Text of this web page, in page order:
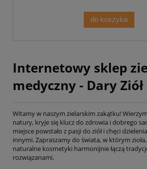
do koszyka
Internetowy sklep
medyczny - Dary Ziół
Witamy w naszym zielarskim zakątku!
natury, kryje się klucz do zdrowia i dobrego
miejsce powstało z pasji do ziół i chęci
innymi. Zapraszamy do świata, w którym
naturalne kosmetyki harmonijnie łączą
rozwiązanami.